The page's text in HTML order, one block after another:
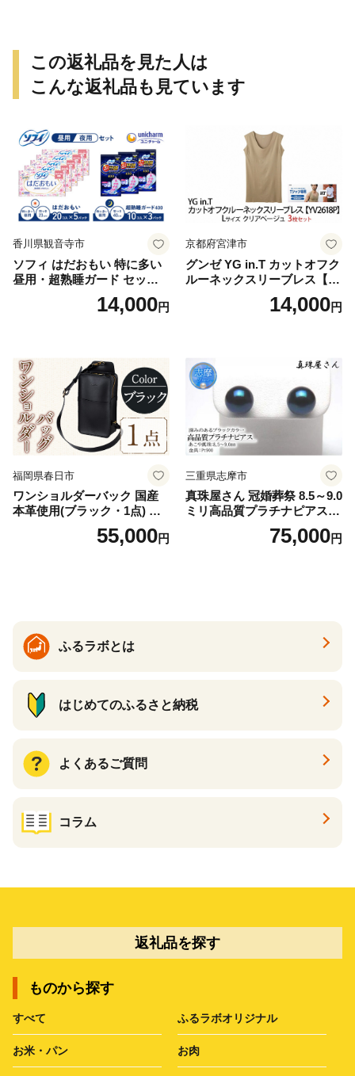
この返礼品を見た人は
こんな返礼品も見ています
香川県観音寺市
ソフィ はだおもい 特に多い
昼用・超熟睡ガード セット
羽付き ナプキン 生理用品 サ
ニタリー ユニ・チャーム
14,000円
京都府宮津市
グンゼ YG in.T カットオフク
ルーネックスリーブレス【Y
V2618P】Lサイズ クリアベ
ージュ3枚セット [№5716-04
14,000円
福岡県春日市
ワンショルダーバック 国産
本革使用(ブラック・1点) 鞄
バック バッグ カバン レザー
国産 日本製 牛革 黒 革 革製
55,000円
三重県志摩市
真珠屋さん 冠婚葬祭 8.5～9.0
ミリ高品質プラチナピアス P
t900 志摩産アコヤ真珠 ブラ
ックパール 黒真珠75,000円
ふるラボとは
はじめてのふるさと納税
よくあるご質問
コラム
返礼品を探す
ものから探す
すべて ふるラボオリジナル
お米・パン お肉